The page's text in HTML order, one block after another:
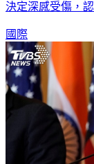
決定深感受傷，
國際